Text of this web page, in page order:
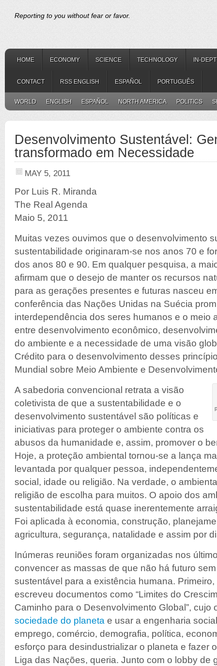
Reporting to you without fear or favor.
HOME ECONOMY SCIENCE TECHNOLOGY IN-
CONTACT RSS ENGLISH ESPAÑOL PORTUGUÊS
WORLD ENGLISH ESPAÑOL NORTH AMERICA POLITICS
Desenvolvimento Sustentável:
transformado em Necessidade
MAY 5, 2011
Por Luis R. Miranda
The Real Agenda
Maio 5, 2011
Muitas vezes ouvimos que o desenvolvimento
sustentabilidade originaram-se nos anos 70 e
dos anos 80 e 90. Em qualquer pesquisa, a
afirmam que o desejo de manter os recursos
para as gerações presentes e futuras nasceu
conferência das Nações Unidas na Suécia
interdependência dos seres humanos e o meio
entre desenvolvimento econômico,
do ambiente e a necessidade de uma visão
Crédito para o desenvolvimento desses
Mundial sobre Meio Ambiente e
A sabedoria convencional retrata a visão
coletivista de que a sustentabilidade e o
desenvolvimento sustentável são políticas e
iniciativas para proteger o ambiente contra os
abusos da humanidade e, assim, promover o
Hoje, a proteção ambiental tornou-se a lança
levantada por qualquer pessoa,
social, idade ou religião. Na verdade, o
religião de escolha para muitos. O apoio dos
sustentabilidade está quase inerentemente
Foi aplicada à economia, construção,
agricultura, segurança, natalidade e assim por
Inúmeras reuniões foram organizadas nos
convencer as massas de que não há futuro
sustentável para a existência humana.
escreveu documentos como “Limites do
Caminho para o Desenvolvimento Global”, cujo
sociedade do planeta e usar a engenharia
emprego, comércio, demografia, política,
esforço para desindustrializar o planeta e fazer
Liga das Nações, queria. Junto com o lobby de